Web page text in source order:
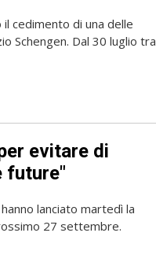
cedimento di una delle
Schengen. Dal 30 luglio tra
evitare di
future"
lanciato martedì la
27 settembre.